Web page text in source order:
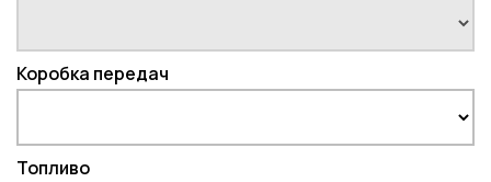
Коробка передач
Топливо